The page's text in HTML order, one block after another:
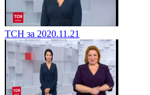
ТСН за 2020.11.21